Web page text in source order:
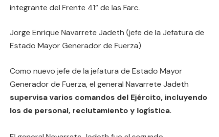
integrante del Frente 41” de las Farc.
Jorge Enrique Navarrete Jadeth (jefe de la Jefatura de
Estado Mayor Generador de Fuerza)
Como nuevo jefe de la jefatura de Estado Mayor
Generador de Fuerza, el general Navarrete Jadeth
supervisa varios comandos del Ejército, incluyendo
los de personal, reclutamiento y logística.